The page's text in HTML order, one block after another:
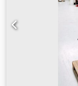
Regulación de
Avance
electromagnético -
de giro del eje de
profundidad de
ranuras en T *
Botón de parada
Manual de